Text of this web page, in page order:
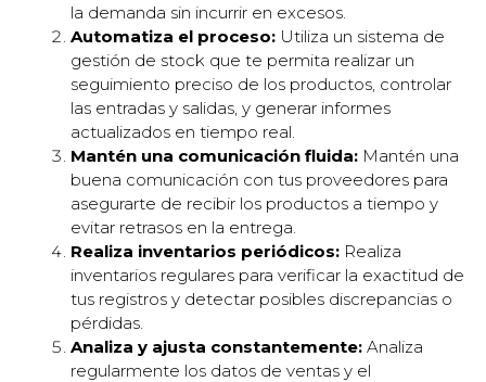
la demanda sin incurrir en excesos.
Automatiza el proceso: Utiliza un sistema de
gestión de stock que te permita realizar un
seguimiento preciso de los productos, controlar
las entradas y salidas, y generar informes
actualizados en tiempo real.
Mantén una comunicación fluida: Mantén una
buena comunicación con tus proveedores para
asegurarte de recibir los productos a tiempo y
evitar retrasos en la entrega.
Realiza inventarios periódicos: Realiza
inventarios regulares para verificar la exactitud de
tus registros y detectar posibles discrepancias o
pérdidas.
Analiza y ajusta constantemente: Analiza
regularmente los datos de ventas y el